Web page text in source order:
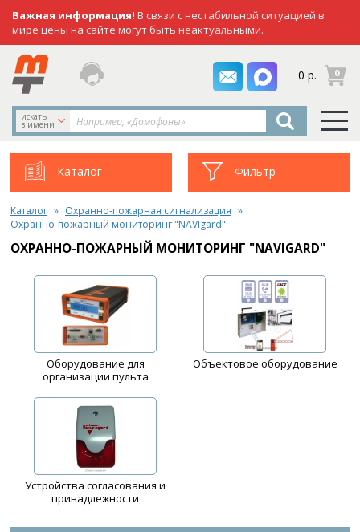
Важная информация! В связи с нестабильной ситуацией в
мире цены на сайте могут быть неактуальными.
0 р. 0
искать
в имени
Каталог Фильтр
Каталог
Охранно-пожарная сигнализация
Охранно-пожарный мониторинг "NAVIgard"
ОХРАННО-ПОЖАРНЫЙ МОНИТОРИНГ "NAVIGARD"
Оборудование для
организации пульта
Объектовое оборудование
Устройства согласования и
принадлежности